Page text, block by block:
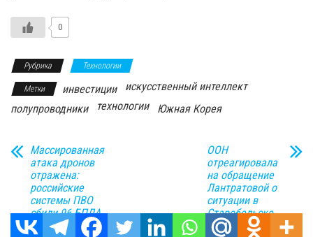
0
Рубрика Технологии
Метки инвестиции
искусственный интеллект
полупроводники
технологии Южная Корея
Массированная
атака дронов
отражена:
российские
системы ПВО
сбили 96 БПЛА
ООН
отреагировала
на обращение
Лантратовой о
ситуации в
Старобельске